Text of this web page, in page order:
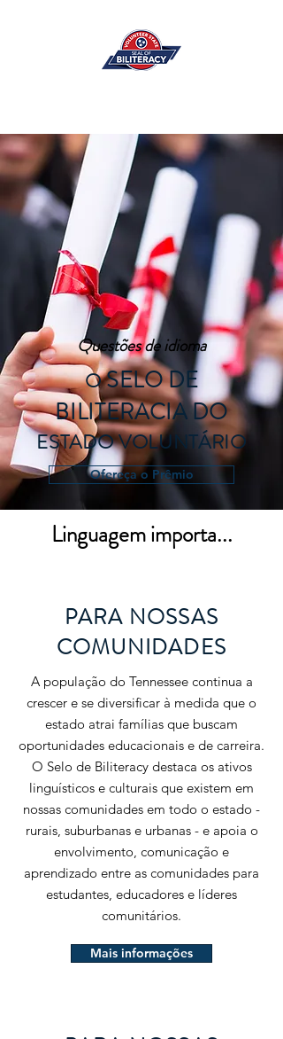
Questões de idioma
OSELO DE
BILITERACIA DO
ESTADO VOLUNTÁRIO
Ofereça o Prêmio
Linguagem importa...
PARA NOSSAS
COMUNIDADES
A população do Tennessee continua a
crescer e se diversificar à medida que o
estado atrai famílias que buscam
oportunidades educacionais e de carreira.
O Selo de Biliteracy destaca os ativos
linguísticos e culturais que existem em
nossas comunidades em todo o estado -
rurais, suburbanas e urbanas - e apoia o
envolvimento, comunicação e
aprendizado entre as comunidades para
estudantes, educadores e líderes
comunitários.
Mais informações